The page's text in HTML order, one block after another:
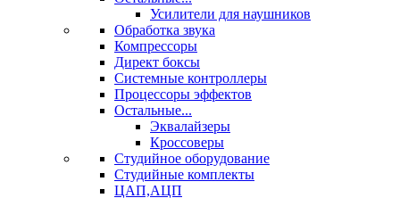
Усилители для наушников
Обработка звука
Компрессоры
Директ боксы
Системные контроллеры
Процессоры эффектов
Остальные...
Эквалайзеры
Кроссоверы
Студийное оборудование
Студийные комплекты
ЦАП,АЦП